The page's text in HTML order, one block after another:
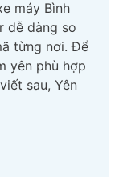
máy Bình
dễ dàng so
từng nơi. Để
yên phù hợp
sau, Yên